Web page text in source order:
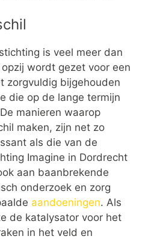
is veel meer dan
wordt gezet voor een
zorgvuldig bijgehouden
die op de lange termijn
manieren waarop
maken, zijn net zo
als die van de
Imagine in Dordrecht
aan baanbrekende
onderzoek en zorg
aandoeningen. Als
de katalysator voor het
in het veld en